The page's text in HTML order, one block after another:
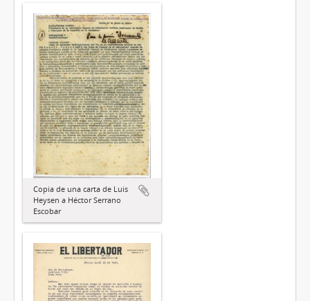
Copia de una carta de Luis
Heysen a Héctor Serrano
Escobar